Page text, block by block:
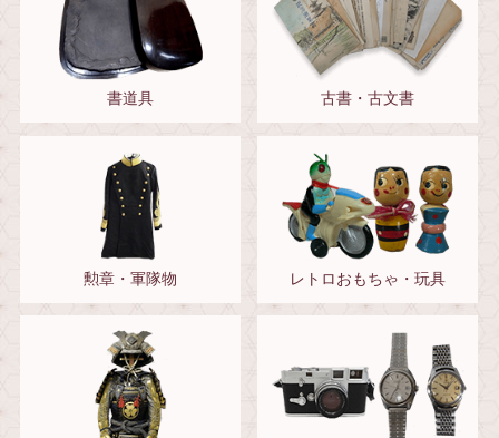
書道具 古書・古文書
勲章・軍隊物 レトロおもちゃ・玩具